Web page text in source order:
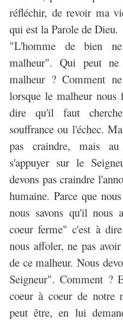
réfléchir, de revoir ma
qui est la Parole de Dieu.
"L'homme de bien
malheur". Qui peut ne
malheur ? Comment
lorsque le malheur nous
dire qu'il faut
souffrance ou l'échec.
pas craindre, mais
s'appuyer sur le
devons pas craindre
humaine. Parce que
nous savons qu'il nous
coeur ferme" c'est à
nous affoler, ne pas
de ce malheur. Nous
Seigneur". Comment ?
coeur à coeur de notre
peut être, en lui